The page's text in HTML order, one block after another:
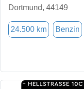
Dortmund, 44149
24.500 km Benzin